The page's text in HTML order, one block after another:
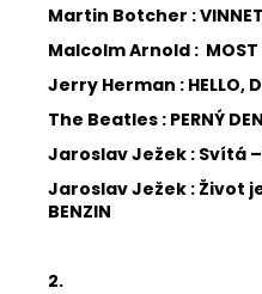
Martin Botcher :
Malcolm Arnold : MOST
Jerry Herman : HELLO,
The Beatles : PERNÝ DEN
Jaroslav Ježek : Svítá –
Jaroslav Ježek : Život
BENZIN
2.